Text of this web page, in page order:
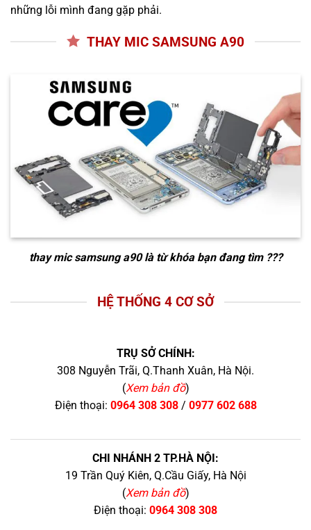
những lỗi mình đang gặp phải.
THAY MIC SAMSUNG A90
thay mic samsung a90là từ khóa bạn đang tìm ???
HỆ THỐNG 4 CƠ SỞ
TRỤ SỞ CHÍNH:
308 Nguyễn Trãi, Q.Thanh Xuân, Hà Nội.
(Xem bản đồ)
Điện thoại: 0964 308 308/ 0977 602 688
CHI NHÁNH 2 TP.HÀ NỘI:
19 Trần Quý Kiên, Q.Cầu Giấy, Hà Nội
(Xem bản đồ)
Điện thoại: 0964 308 308